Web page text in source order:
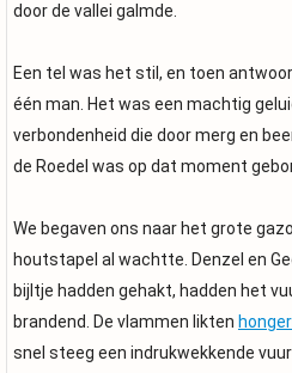
door de vallei galmde.
Een tel was het stil, en toen
één man. Het was een machtig
verbondenheid die door merg en
de Roedel was op dat moment
We begaven ons naar het grote
houtstapel al wachtte. Denzel en
bijltje hadden gehakt, hadden het
brandend. De vlammen likten
snel steeg een indrukwekkende